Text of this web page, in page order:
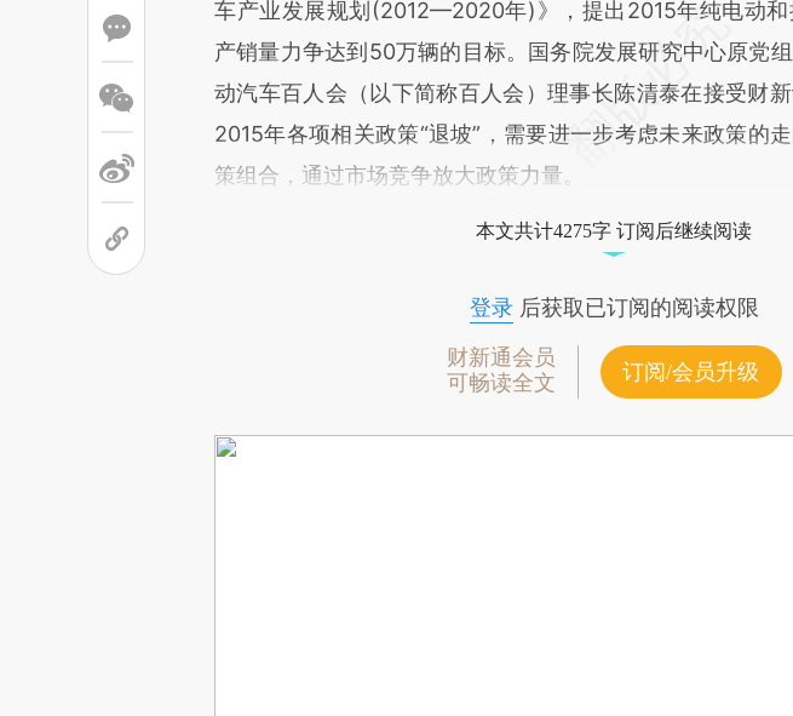
车产业发展规划(2012—2020年)》，提出2015年纯电动
产销量力争达到50万辆的目标。国务院发展研究中心原党
动汽车百人会（以下简称百人会）理事长陈清泰在接受财
2015年各项相关政策“退坡”，需要进一步考虑未来政策的
策组合，通过市场竞争放大政策力量。
本文共计4275字 订阅后继续阅读
登录后获取已订阅的阅读权限
财新通会员
可畅读全文
订阅/会员升级